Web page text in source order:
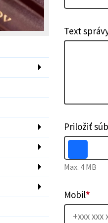
Text
Priložiť
Max. 4 MB
Mobil*